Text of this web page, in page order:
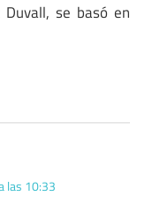
se basó en
las 10:33